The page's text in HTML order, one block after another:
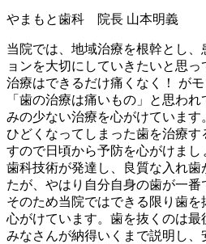
やまもと歯科 院長 山本明義
当院では、地域治療を根幹とし
ョンを大切にしていきたいと思っ
治療はできるだけ痛くなく！ がモ
「歯の治療は痛いもの」と思わ
みの少ない治療を心がけています
ひどくなってしまった歯を治療
すので日頃から予防を心がけまし
歯科技術が発達し、良質な入れ
たが、やはり自分自身の歯が一番
そのため当院ではできる限り歯
心がけています。歯を抜くのは最
みなさんが納得いくまで説明し